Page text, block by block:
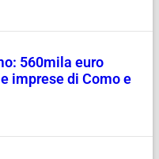
560mila euro
imprese di Como e